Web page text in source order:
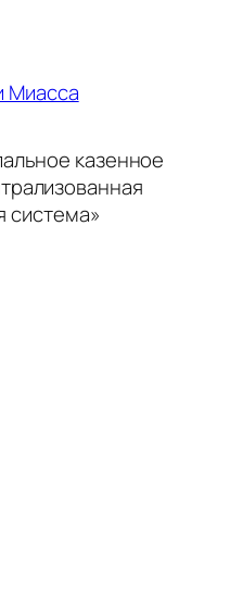
Миасса
казенное
система»